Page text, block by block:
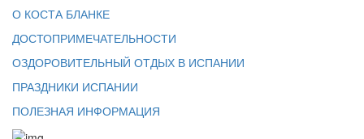
О КОСТА БЛАНКЕ
ДОСТОПРИМЕЧАТЕЛЬНОСТИ
ОЗДОРОВИТЕЛЬНЫЙ ОТДЫХ В ИСПАНИИ
ПРАЗДНИКИ ИСПАНИИ
ПОЛЕЗНАЯ ИНФОРМАЦИЯ